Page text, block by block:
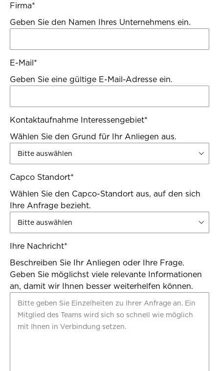
Firma*
Geben Sie den Namen Ihres Unternehmens ein.
E-Mail*
Geben Sie eine gültige E-Mail-Adresse ein.
Kontaktaufnahme Interessengebiet*
Wählen Sie den Grund für Ihr Anliegen aus.
Capco Standort*
Wählen Sie den Capco-Standort aus, auf den sich
Ihre Anfrage bezieht.
Ihre Nachricht*
Beschreiben Sie Ihr Anliegen oder Ihre Frage.
Geben Sie möglichst viele relevante Informationen
an, damit wir Ihnen besser weiterhelfen können.